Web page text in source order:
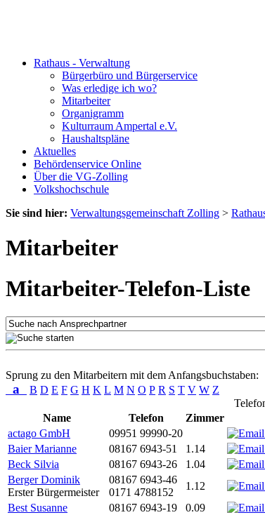
Rathaus - Verwaltung
Bürgerbüro und Bürgerservice
Was erledige ich wo?
Mitarbeiter
Organigramm
Kulturraum Ampertal e.V.
Haushaltspläne
Aktuelles
Behördenservice Online
Über die VG-Zolling
Volkshochschule
Sie sind hier: Verwaltungsgemeinschaft Zolling >
Mitarbeiter
Mitarbeiter-Telefon-Liste
Sprung zu den Mitarbeitern mit dem Anfangsbuchstaben:
a B D E F G H K L M N O P R S T V W Z
Name
Telefon Zimmer
actago GmbH
09951 99990-20
Baier Marianne
08167 6943-51 1.14
Beck Silvia
08167 6943-26 1.04
Berger Dominik
Erster Bürgermeister
08167 6943-46
0171 4788152
1.12
Best Susanne
08167 6943-19 0.09